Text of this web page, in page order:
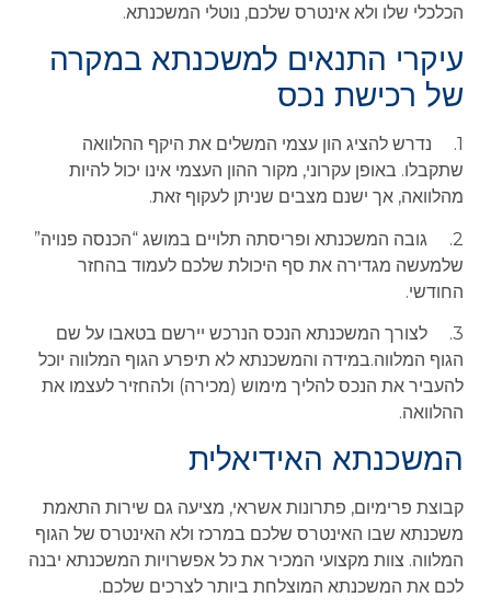
הכלכלי שלו ולא אינטרס שלכם, נוטלי המשכנתא.
עיקרי התנאים למשכנתא במקרה
של רכישת נכס
1. נדרש להציג הון עצמי המשלים את היקף ההלוואה
שתקבלו. באופן עקרוני, מקור ההון העצמי אינו יכול להיות
מהלוואה, אך ישנם מצבים שניתן לעקוף זאת.
2. גובה המשכנתא ופריסתה תלויים במושג “הכנסה פנויה”
שלמעשה מגדירה את סף היכולת שלכם לעמוד בהחזר
החודשי.
3. לצורך המשכנתא הנכס הנרכש יירשם בטאבו על שם
הגוף המלווה.במידה והמשכנתא לא תיפרע הגוף המלווה יוכל
להעביר את הנכס להליך מימוש (מכירה) ולהחזיר לעצמו את
ההלוואה.
המשכנתא האידיאלית
קבוצת פרימיום, פתרונות אשראי, מציעה גם שירות התאמת
משכנתא שבו האינטרס שלכם במרכז ולא האינטרס של הגוף
המלווה. צוות מקצועי המכיר את כל אפשרויות המשכנתא יבנה
לכם את המשכנתא המוצלחת ביותר לצרכים שלכם.